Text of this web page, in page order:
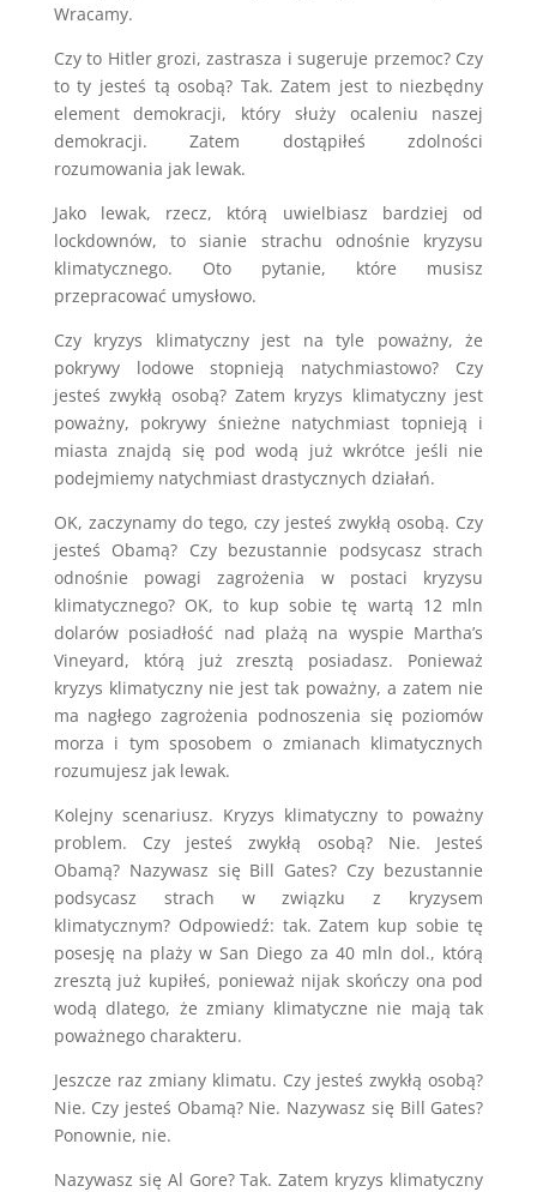
Wracamy.
Czy to Hitler grozi, zastrasza i sugeruje przemoc? Czy
to ty jesteś tą osobą? Tak. Zatem jest to niezbędny
element demokracji, który służy ocaleniu naszej
demokracji. Zatem dostąpiłeś zdolności
rozumowania jak lewak.
Jako lewak, rzecz, którą uwielbiasz bardziej od
lockdownów, to sianie strachu odnośnie kryzysu
klimatycznego. Oto pytanie, które musisz
przepracować umysłowo.
Czy kryzys klimatyczny jest na tyle poważny, że
pokrywy lodowe stopnieją natychmiastowo? Czy
jesteś zwykłą osobą? Zatem kryzys klimatyczny jest
poważny, pokrywy śnieżne natychmiast topnieją i
miasta znajdą się pod wodą już wkrótce jeśli nie
podejmiemy natychmiast drastycznych działań.
OK, zaczynamy do tego, czy jesteś zwykłą osobą. Czy
jesteś Obamą? Czy bezustannie podsycasz strach
odnośnie powagi zagrożenia w postaci kryzysu
klimatycznego? OK, to kup sobie tę wartą 12 mln
dolarów posiadłość nad plażą na wyspie Martha’s
Vineyard, którą już zresztą posiadasz. Ponieważ
kryzys klimatyczny nie jest tak poważny, a zatem nie
ma nagłego zagrożenia podnoszenia się poziomów
morza i tym sposobem o zmianach klimatycznych
rozumujesz jak lewak.
Kolejny scenariusz. Kryzys klimatyczny to poważny
problem. Czy jesteś zwykłą osobą? Nie. Jesteś
Obamą? Nazywasz się Bill Gates? Czy bezustannie
podsycasz strach w związku z kryzysem
klimatycznym? Odpowiedź: tak. Zatem kup sobie tę
posesję na plaży w San Diego za 40 mln dol., którą
zresztą już kupiłeś, ponieważ nijak skończy ona pod
wodą dlatego, że zmiany klimatyczne nie mają tak
poważnego charakteru.
Jeszcze raz zmiany klimatu. Czy jesteś zwykłą osobą?
Nie. Czy jesteś Obamą? Nie. Nazywasz się Bill Gates?
Ponownie, nie.
Nazywasz się Al Gore? Tak. Zatem kryzys klimatyczny